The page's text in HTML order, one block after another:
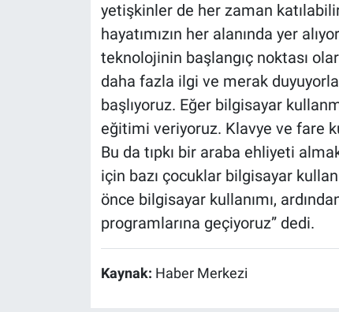
yetişkinler de her zaman
hayatımızın her alanında yer
teknolojinin başlangıç noktası
daha fazla ilgi ve merak
başlıyoruz. Eğer bilgisayar
eğitimi veriyoruz. Klavye ve fare
Bu da tıpkı bir araba ehliyeti
için bazı çocuklar bilgisayar
önce bilgisayar kullanımı,
programlarına geçiyoruz” dedi.
Kaynak: Haber Merkezi